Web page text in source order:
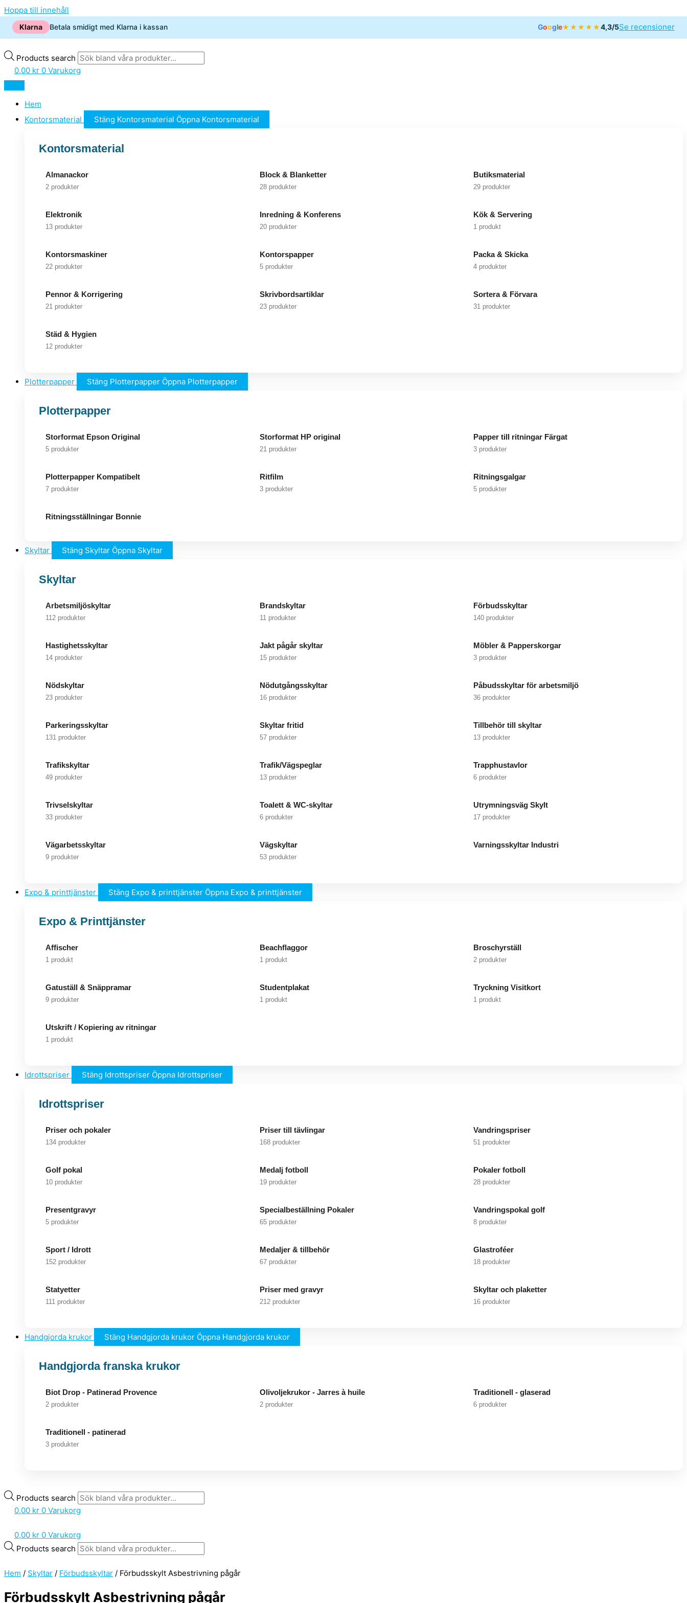
Hoppa till innehåll
Klarna Betala smidigt med Klarna i kassan Google★★★★★4,3/5Se recensioner
Products search
0,00 kr 0 Varukorg
Hem
Kontorsmaterial
Stäng Kontorsmaterial Öppna Kontorsmaterial
Kontorsmaterial
Almanackor
2 produkter
Block & Blanketter
28 produkter
Butiksmaterial
29 produkter
Elektronik
13 produkter
Inredning & Konferens
20 produkter
Kök & Servering
1 produkt
Kontorsmaskiner
22 produkter
Kontorspapper
5 produkter
Packa & Skicka
4 produkter
Pennor & Korrigering
21 produkter
Skrivbordsartiklar
23 produkter
Sortera & Förvara
31 produkter
Städ & Hygien
12 produkter
Plotterpapper Stäng Plotterpapper Öppna Plotterpapper
Plotterpapper
Storformat Epson Original
5 produkter
Storformat HP original
21 produkter
Papper till ritningar Färgat
3 produkter
Plotterpapper Kompatibelt
7 produkter
Ritfilm
3 produkter
Ritningsgalgar
5 produkter
Ritningsställningar Bonnie
Skyltar Stäng Skyltar Öppna Skyltar
Skyltar
Arbetsmiljöskyltar
112 produkter
Brandskyltar
11 produkter
Förbudsskyltar
140 produkter
Hastighetsskyltar
14 produkter
Jakt pågår skyltar
15 produkter
Möbler & Papperskorgar
3 produkter
Nödskyltar
23 produkter
Nödutgångsskyltar
16 produkter
Påbudsskyltar för arbetsmiljö
36 produkter
Parkeringsskyltar
131 produkter
Skyltar fritid
57 produkter
Tillbehör till skyltar
13 produkter
Trafikskyltar
49 produkter
Trafik/Vägspeglar
13 produkter
Trapphustavlor
6 produkter
Trivselskyltar
33 produkter
Toalett & WC-skyltar
6 produkter
Utrymningsväg Skylt
17 produkter
Vägarbetsskyltar
9 produkter
Vägskyltar
53 produkter
Varningsskyltar Industri
Expo & printtjänster Stäng Expo & printtjänster Öppna Expo & printtjänster
Expo & Printtjänster
Affischer
1 produkt
Beachflaggor
1 produkt
Broschyrställ
2 produkter
Gatuställ & Snäppramar
9 produkter
Studentplakat
1 produkt
Tryckning Visitkort
1 produkt
Utskrift / Kopiering av ritningar
1 produkt
Idrottspriser Stäng Idrottspriser Öppna Idrottspriser
Idrottspriser
Priser och pokaler
134 produkter
Priser till tävlingar
168 produkter
Vandringspriser
51 produkter
Golf pokal
10 produkter
Medalj fotboll
19 produkter
Pokaler fotboll
28 produkter
Presentgravyr
5 produkter
Specialbeställning Pokaler
65 produkter
Vandringspokal golf
8 produkter
Sport / Idrott
152 produkter
Medaljer & tillbehör
67 produkter
Glastroféer
18 produkter
Statyetter
111 produkter
Priser med gravyr
212 produkter
Skyltar och plaketter
16 produkter
Handgjorda krukor Stäng Handgjorda krukor Öppna Handgjorda krukor
Handgjorda franska krukor
Biot Drop - Patinerad Provence
2 produkter
Olivoljekrukor - Jarres à huile
2 produkter
Traditionell - glaserad
6 produkter
Traditionell - patinerad
3 produkter
Products search
0,00 kr 0 Varukorg
0,00 kr 0 Varukorg
Products search
Hem / Skyltar / Förbudsskyltar / Förbudsskylt Asbestrivning pågår
Förbudsskylt Asbestrivning pågår